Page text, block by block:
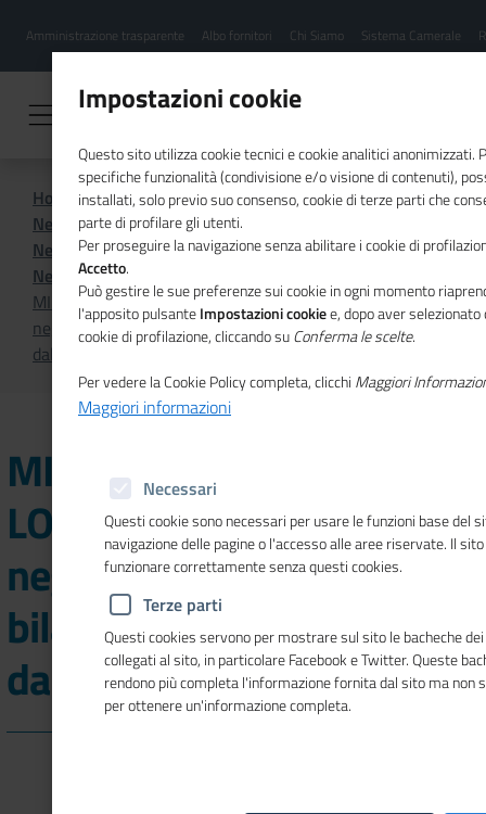
contenuto
Menu
hamburgher
Amministrazione trasparente Albo fornitori Chi Siamo Sistema Camerale
Home
Sistema Camerale
News dal sistema camerale
News dal sistema camerale - Archivio 2025
News dal sistema camerale - Luglio 2025
MILANO MONZA BRIANZA LODI - Composizione
negoziata della crisi, un bilancio a quattro anni
dall'introduzione
MILANO MONZA BRIANZA
LODI - Composizione
negoziata della crisi, un
bilancio a quattro anni
dall'introduzione
Impostazioni cookie
Questo sito utilizza cookie tecnici e cookie analitici anonimizzati.
specifiche funzionalità (condivisione e/o visione di contenuti),
installati, solo previo suo consenso, cookie di terze parti che
parte di profilare gli utenti.
Per proseguire la navigazione senza abilitare i cookie di
Accetto.
Può gestire le sue preferenze sui cookie in ogni momento
l'apposito pulsanteImpostazioni cookiee, dopo aver
cookie di profilazione, cliccando suConferma le scelte.
Per vedere la Cookie Policy completa, clicchi Maggiori
Maggiori informazioni
Necessari
Questi cookie sono necessari per usare le funzioni base del
navigazione delle pagine o l'accesso alle aree riservate. Il
funzionare correttamente senza questi cookies.
Terze parti
Questi cookies servono per mostrare sul sito le bacheche
collegati al sito, in particolare Facebook e Twitter. Queste
rendono più completa l'informazione fornita dal sito ma non
per ottenere un'informazione completa.